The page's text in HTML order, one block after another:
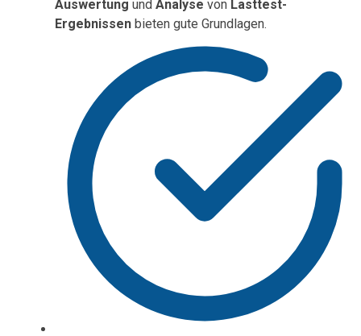
Auswertung und Analyse von Lasttest-
Ergebnissen bieten gute Grundlagen.